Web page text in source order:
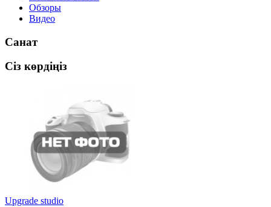
Обзоры
Видео
Санат
Сіз көрдіңіз
Upgrade studio